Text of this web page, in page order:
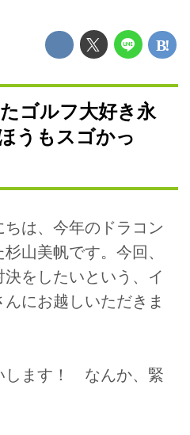
ゴルフ大好き永
うもスゴかっ
は、今年のドラコン
山美帆です。今回、
をしたいという、イ
にお越しいただきま
します！ なんか、緊